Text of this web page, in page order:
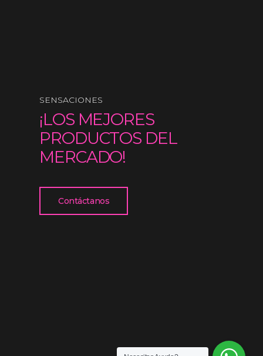
SENSACIONES
¡LOS MEJORES
PRODUCTOS DEL
MERCADO!
Contáctanos